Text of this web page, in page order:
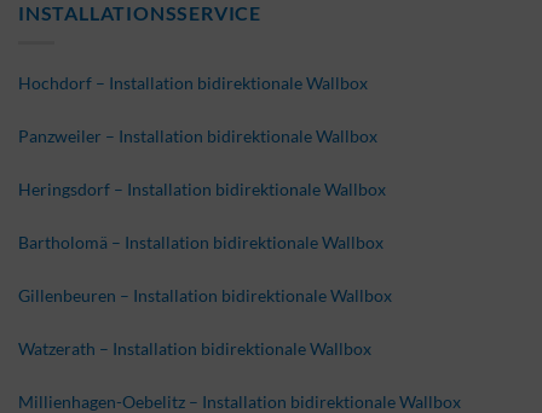
INSTALLATIONSSERVICE
Hochdorf – Installation bidirektionale Wallbox
Panzweiler – Installation bidirektionale Wallbox
Heringsdorf – Installation bidirektionale Wallbox
Bartholomä – Installation bidirektionale Wallbox
Gillenbeuren – Installation bidirektionale Wallbox
Watzerath – Installation bidirektionale Wallbox
Millienhagen-Oebelitz – Installation bidirektionale Wallbox